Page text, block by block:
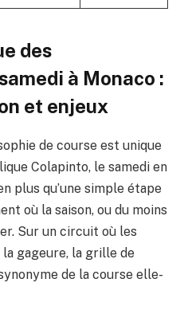
des
à Monaco :
et enjeux
de course est unique
Colapinto, le samedi en
plus qu’une simple étape
où la saison, ou du moins
Sur un circuit où les
gageure, la grille de
de la course elle-